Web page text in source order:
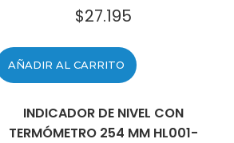
$27.195
AÑADIR AL CARRITO
INDICADOR DE NIVEL CON
TERMÓMETRO 254 MM HL001-